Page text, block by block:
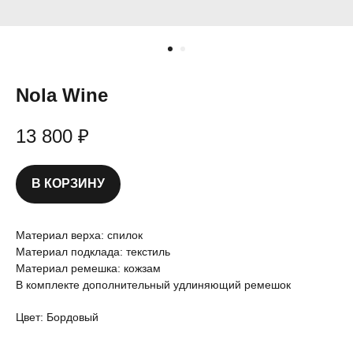
Nola Wine
13 800 ₽
В КОРЗИНУ
Материал верха: спилок
Материал подклада: текстиль
Материал ремешка: кожзам
В комплекте дополнительный удлиняющий ремешок
Цвет: Бордовый